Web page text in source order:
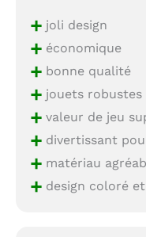
+joli design
+économique
+bonne qualité
+jouets robustes
+valeur de jeu
+divertissant
+matériau
+design coloré et